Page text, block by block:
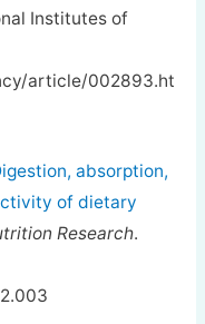
Institutes of
article/002893.ht
absorption,
of dietary
Research.